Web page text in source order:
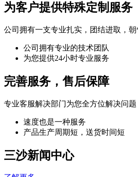
为客户提供特殊定制服务
公司拥有一支专业扎实，团结进取，
公司拥有专业的技术团队
为您提供24小时专业服务
完善服务，售后保障
专业客服解决部门为您全方位解决问
速度也是一种服务
产品生产周期短，送货时间短
三沙新闻中心